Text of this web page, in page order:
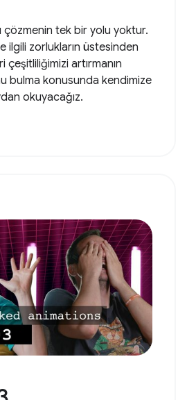
çözmenin tek bir yolu yoktur.
ilgili zorlukların üstesinden
artırmanın
bulma konusunda kendimize
okuyacağız.